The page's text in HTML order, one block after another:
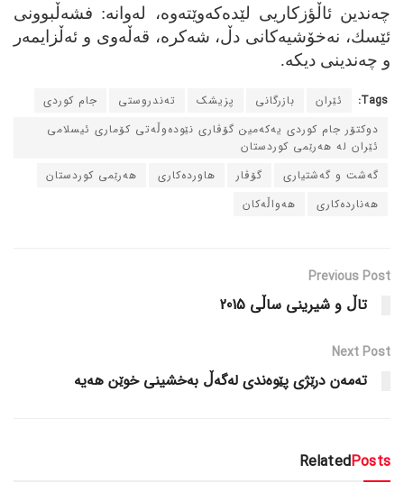
چه‌ندین ئاڵؤزكاریی لێده‌كه‌وێته‌وه‌، له‌وانه‌: فشه‌ڵبوونی
ئێسك، نه‌خۆشیه‌كانی دڵ، شه‌كره‌، قه‌ڵه‌وی و ئه‌ڵزایمه‌ر
و چه‌ندینی دیكه‌.
Tags: ئێران بازرگانی پزیشک ته‌ندروستی
جام کوردی
دوکتۆر جام کوردی یه‌که‌مین گۆڤاری نێوده‌وڵه‌تی کۆماری ئیسلامی
ئێران له‌ هه‌رێمی کوردستان
گه‌شت و گه‌شتیاری
گۆڤار هاورده‌کاری
هه‌رێمی کوردستان
هه‌نارده‌کاری
هه‌واڵه‌کان
Previous Post
تاڵ و شیرینی ساڵی 2015
Next Post
ته‌مه‌ن درێژی پێوه‌ندی له‌گه‌ڵ به‌خشینی خوێن هه‌یه‌
RelatedPosts
دسته‌بندی نشده